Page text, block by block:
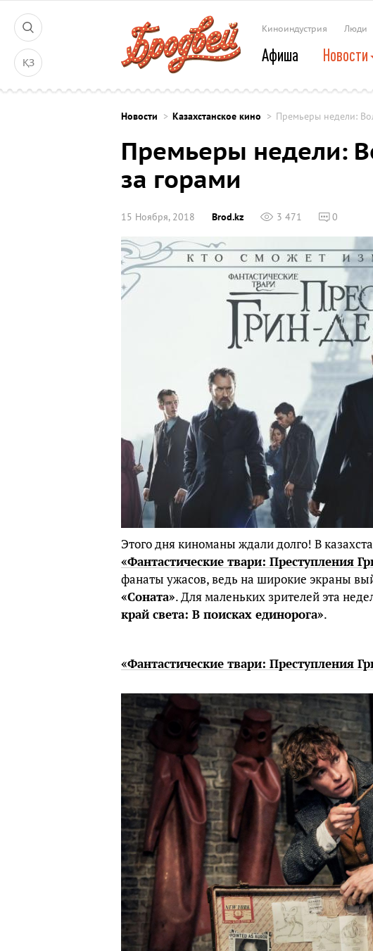
ҚЗ
Киноиндустрия Люди
Афиша Новости
Новости Казахстанское кино Премьеры недели:
Премьеры недели:
за горами
15 Ноября, 2018 Brod.kz 3 471 0
Этого дня киноманы ждали долго! В
«Фантастические твари: Преступления
фанаты ужасов, ведь на широкие экраны
«Соната». Для маленьких зрителей эта
край света: В поисках единорога».
«Фантастические твари: Преступления